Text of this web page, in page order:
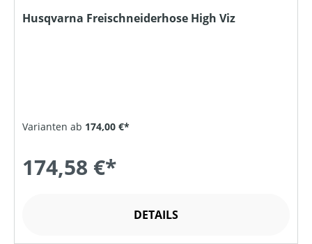
Husqvarna Freischneiderhose High Viz
Varianten ab 174,00 €*
174,58 €*
DETAILS